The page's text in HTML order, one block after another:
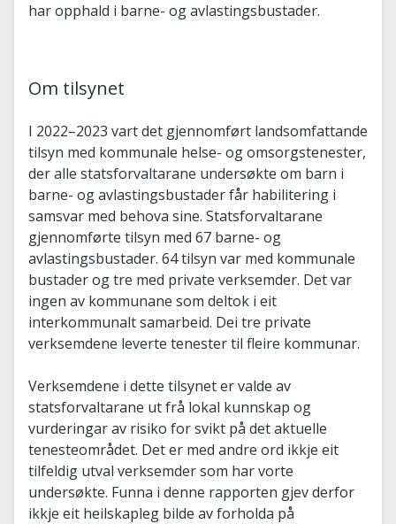
har opphald i barne- og avlastingsbustader.
Om tilsynet
I 2022–2023 vart det gjennomført landsomfattande
tilsyn med kommunale helse- og omsorgstenester,
der alle statsforvaltarane undersøkte om barn i
barne- og avlastingsbustader får habilitering i
samsvar med behova sine. Statsforvaltarane
gjennomførte tilsyn med 67 barne- og
avlastingsbustader. 64 tilsyn var med kommunale
bustader og tre med private verksemder. Det var
ingen av kommunane som deltok i eit
interkommunalt samarbeid. Dei tre private
verksemdene leverte tenester til fleire kommunar.
Verksemdene i dette tilsynet er valde av
statsforvaltarane ut frå lokal kunnskap og
vurderingar av risiko for svikt på det aktuelle
tenesteområdet. Det er med andre ord ikkje eit
tilfeldig utval verksemder som har vorte
undersøkte. Funna i denne rapporten gjev derfor
ikkje eit heilskapleg bilde av forholda på